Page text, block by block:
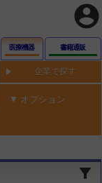
account_circle
医療機器 書籍通販
企業で探す
オプション